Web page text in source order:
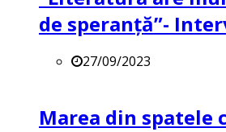
de speranță”-
27/09/2023
Marea din spatele